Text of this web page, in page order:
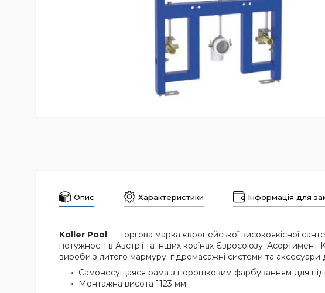
Опис Характеристики Інформація для
Koller Pool — торгова марка європейської високоякісної
потужності в Австрії та інших країнах Євросоюзу.
вироби з литого мармуру; гідромасажні системи та аксесуари
Самонесущаяся рама з порошковим фарбуванням для
Монтажна висота 1123 мм.